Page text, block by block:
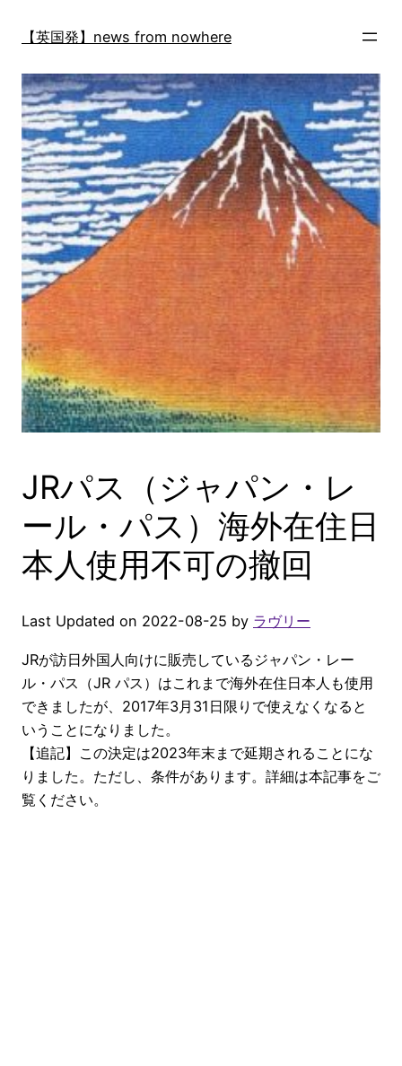
【英国発】news from nowhere
JRパス（ジャパン・レ
ール・パス）海外在住日
本人使用不可の撤回
Last Updated on 2022-08-25 by ラヴリー
JRが訪日外国人向けに販売しているジャパン・レー
ル・パス（JR パス）はこれまで海外在住日本人も使用
できましたが、2017年3月31日限りで使えなくなると
いうことになりました。
【追記】この決定は2023年末まで延期されることにな
りました。ただし、条件があります。詳細は本記事をご
覧ください。